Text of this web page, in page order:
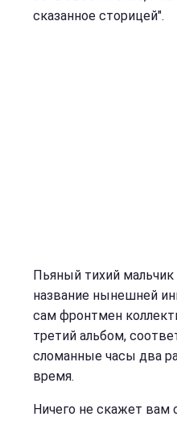
сказанное сторицей".
Пьяный тихий
название нынешней
сам фронтмен
третий альбом,
сломанные часы два
время.
Ничего не скажет